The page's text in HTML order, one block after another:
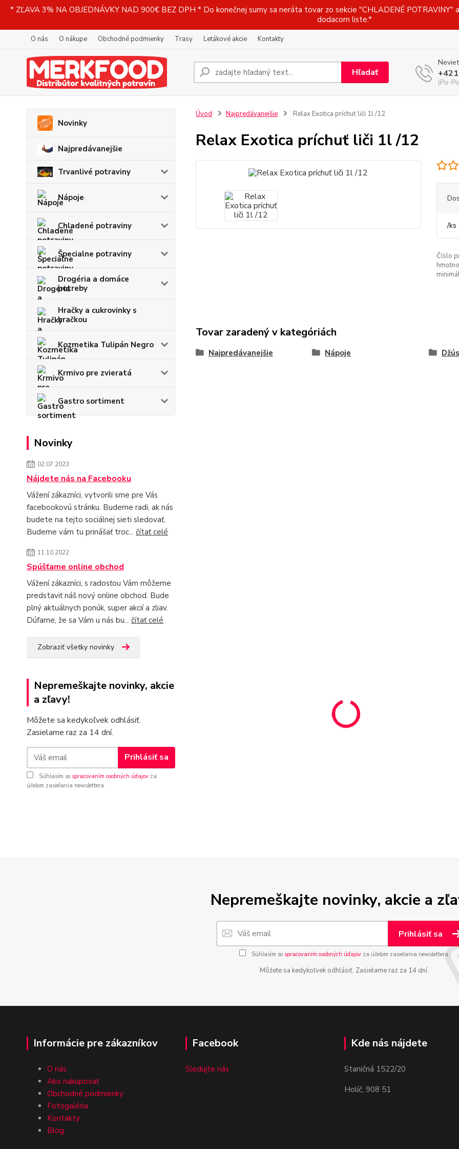
* ZĽAVA 3% NA OBJEDNÁVKY NAD 900€ BEZ DPH * Do konečnej sumy sa neráta tovar zo sekcie "CHLADENÉ
dodacom liste.*
O nás O nákupe Obchodné podmienky Trasy Letákové akcie Kontakty
Hľadať
(Po-
Novinky
Najpredávanejšie
Trvanlivé potraviny
Nápoje
Chladené potraviny
Špecialne potraviny
Drogéria a domáce
potreby
Hračky a cukrovinky s
hračkou
Kozmetika Tulipán Negro
Krmivo pre zvieratá
Gastro sortiment
Novinky
02.07.2023
Nájdete nás na Facebooku
Vážení zákazníci, vytvorili sme pre Vás
facebookovú stránku. Budeme radi, ak nás
budete na tejto sociálnej sieti sledovať.
Budeme vám tu prinášať troc... čítať celé
11.10.2022
Spúšťame online obchod
Vážení zákazníci, s radosťou Vám môžeme
predstaviť náš nový online obchod. Bude
plný aktuálnych ponúk, super akcií a zliav.
Dúfame, že sa Vám u nás bu... čítať celé
Zobraziť všetky novinky
Nepremeškajte novinky, akcie
a zľavy!
Môžete sa kedykoľvek odhlásiť.
Zasielame raz za 14 dní.
Prihlásiť sa
Súhlasím so spracovaním osobných údajov za
účelom zasielania newslettera.
Úvod Najpredávanejšie Relax Exotica príchuť liči 1l /12
Relax Exotica príchuť liči 1l /12
/ks
Číslo
Tovar zaradený v kategóriách
Najpredávanejšie Nápoje
Nepremeškajte novinky, akcie a
Prihlásiť sa
Súhlasím so spracovaním osobných údajovza účelom zasielania newslettera.
Môžete sa kedykoľvek odhlásiť. Zasielame raz za 14 dní.
Informácie pre zákazníkov
O nás
Ako nakupovať
Obchodné podmienky
Fotogaléria
Kontakty
Blog
Facebook
Sledujte nás
Kde nás nájdete
Staničná 1522/20
Holíč, 908 51